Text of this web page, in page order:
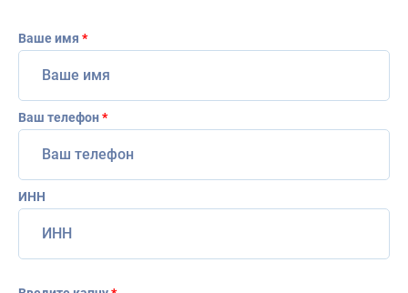
Ваше имя *
Ваш телефон*
ИНН